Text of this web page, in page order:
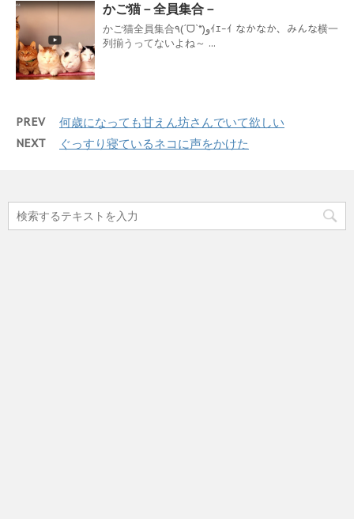
かご猫－全員集合－
かご猫全員集合٩(ˊᗜˋ*)وｲｴｰｲ なかなか、みんな横一
列揃うってないよね～ ...
PREV 何歳になっても甘えん坊さんでいて欲しい
NEXT ぐっすり寝ているネコに声をかけた